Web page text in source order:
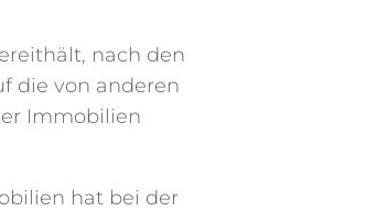
nach den
die von anderen
Immobilien
hat bei der